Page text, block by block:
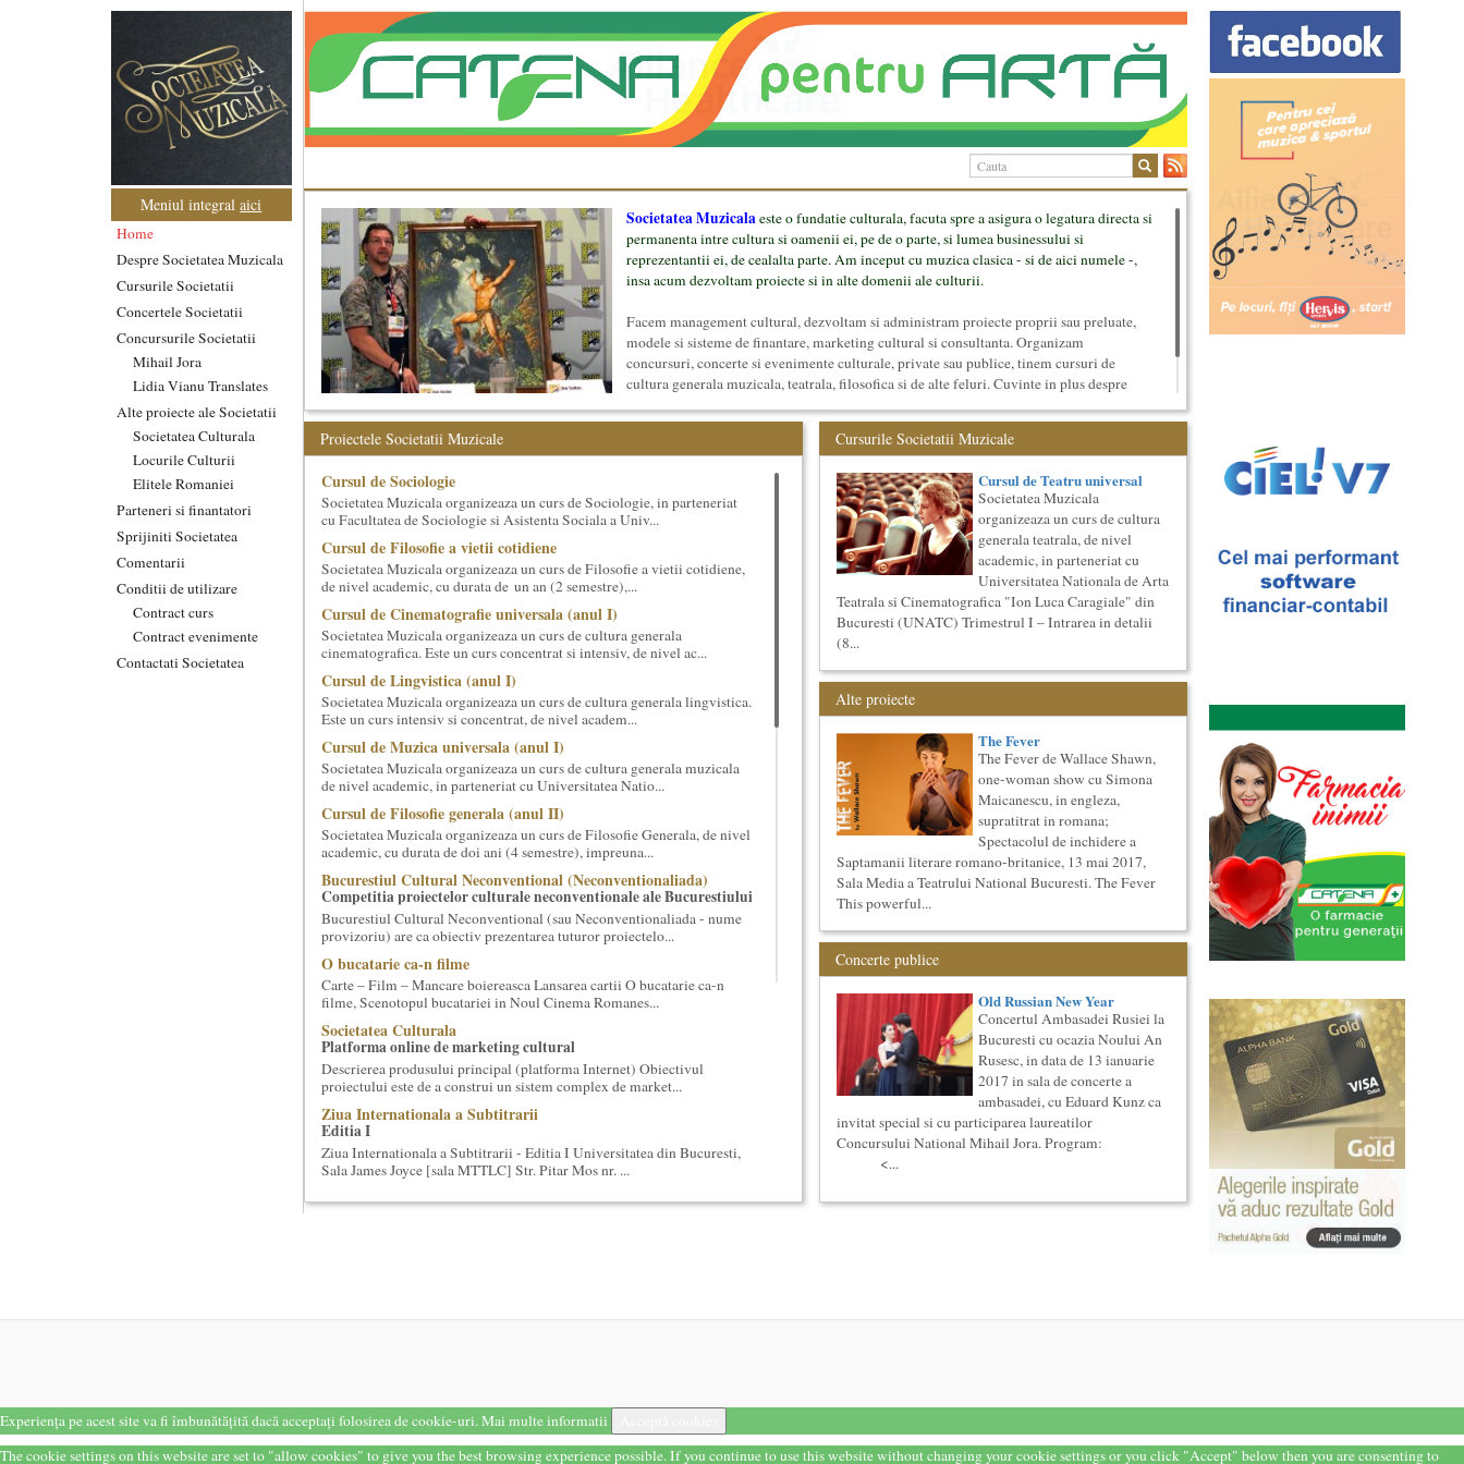
Meniul integralaici
Home
Despre Societatea Muzicala
Cursurile Societatii
Concertele Societatii
Concursurile Societatii
Mihail Jora
Lidia Vianu Translates
Alte proiecte ale Societatii
Societatea Culturala
Locurile Culturii
Elitele Romaniei
Parteneri si finantatori
Sprijiniti Societatea
Comentarii
Conditii de utilizare
Contract curs
Contract evenimente
Contactati Societatea
Societatea Muzicalaeste o fundatie culturala, facuta spre a asigura o legatura directa si
permanenta intre cultura si oamenii ei, pe de o parte, si lumea businessului si
reprezentantii ei, de cealalta parte. Am inceput cu muzica clasica - si de aici numele -,
insa acum dezvoltam proiecte si in alte domenii ale culturii.
Facem management cultural, dezvoltam si administram proiecte proprii sau preluate,
modele si sisteme de finantare, marketing cultural si consultanta. Organizam
concursuri, concerte si evenimente culturale, private sau publice, tinem cursuri de
cultura generala muzicala, teatrala, filosofica si de alte feluri. Cuvinte in plus despre
mai jos.
Proiectele Societatii Muzicale
Cursul de Sociologie
Societatea Muzicala organizeaza un curs de Sociologie, in parteneriat
cu Facultatea de Sociologie si Asistenta Sociala a Univ...
Cursul de Filosofie a vietii cotidiene
Societatea Muzicala organizeaza un curs de Filosofie a vietii cotidiene,
de nivel academic, cu durata de un an (2 semestre),...
Cursul de Cinematografie universala (anul I)
Societatea Muzicala organizeaza un curs de cultura generala
cinematografica. Este un curs concentrat si intensiv, de nivel ac...
Cursul de Lingvistica (anul I)
Societatea Muzicala organizeaza un curs de cultura generala lingvistica.
Este un curs intensiv si concentrat, de nivel academ...
Cursul de Muzica universala (anul I)
Societatea Muzicala organizeaza un curs de cultura generala muzicala
de nivel academic, in parteneriat cu Universitatea Natio...
Cursul de Filosofie generala (anul II)
Societatea Muzicala organizeaza un curs de Filosofie Generala, de nivel
academic, cu durata de doi ani (4 semestre), impreuna...
Bucurestiul Cultural Neconventional (Neconventionaliada)
Competitia proiectelor culturale neconventionale ale Bucurestiului
Bucurestiul Cultural Neconventional (sau Neconventionaliada - nume
provizoriu) are ca obiectiv prezentarea tuturor proiectelo...
O bucatarie ca-n filme
Carte – Film – Mancare boiereasca Lansarea cartii O bucatarie ca-n
filme, Scenotopul bucatariei in Noul Cinema Romanes...
Societatea Culturala
Platforma online de marketing cultural
Descrierea produsului principal (platforma Internet) Obiectivul
proiectului este de a construi un sistem complex de market...
Ziua Internationala a Subtitrarii
Editia I
Ziua Internationala a Subtitrarii - Editia I Universitatea din Bucuresti,
Sala James Joyce [sala MTTLC] Str. Pitar Mos nr. ...
Masterclass vocal cu Lucas Meachem, editia a II-a (2018)
scriitori britanici şi o edi...
cursuri de Cultura Universala - multi si le imagineaza...
Cursul de Literatura universala: Marile texte literare ale
umanitatii
Cursurile Societatii Muzicale
Cursul de Teatru universal
Societatea Muzicala
organizeaza un curs de cultura
generala teatrala, de nivel
academic, in parteneriat cu
Universitatea Nationala de Arta
Teatrala si Cinematografica "Ion Luca Caragiale" din
Bucuresti (UNATC) Trimestrul I – Intrarea in detalii
(8...
Alte proiecte
The Fever
The Fever de Wallace Shawn,
one-woman show cu Simona
Maicanescu, in engleza,
supratitrat in romana;
Spectacolul de inchidere a
Saptamanii literare romano-britanice, 13 mai 2017,
Sala Media a Teatrului National Bucuresti. The Fever
This powerful...
Concerte publice
Old Russian New Year
Concertul Ambasadei Rusiei la
Bucuresti cu ocazia Noului An
Rusesc, in data de 13 ianuarie
2017 in sala de concerte a
ambasadei, cu Eduard Kunz ca
invitat special si cu participarea laureatilor
Concursului National Mihail Jora. Program:
<...
Experiența pe acest site va fi îmbunătățită dacă acceptați folosirea de cookie-uri.Mai multe informatii
The cookie settings on this website are set to "allow cookies" to give you the best browsing experience possible. If you continue to use this website without changing your cookie settings or you click "Accept" below then you are consenting to